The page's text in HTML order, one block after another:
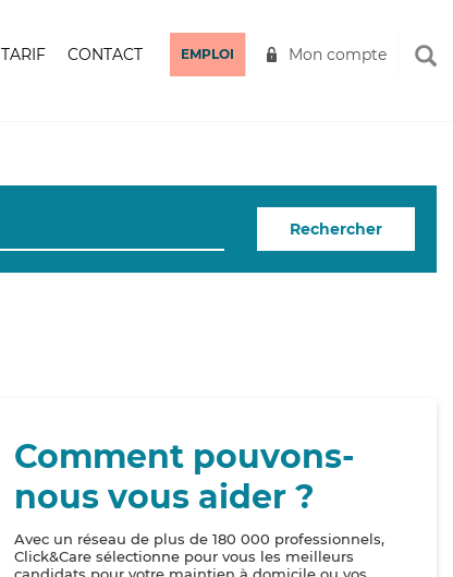
TARIF CONTACT EMPLOI Mon compte
Rechercher
Comment pouvons-
nous vous aider ?
Avec un réseau de plus de 180 000 professionnels,
Click&Care sélectionne pour vous les meilleurs